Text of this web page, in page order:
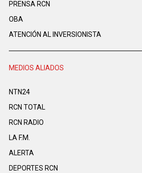
PRENSA RCN
OBA
ATENCIÓN AL INVERSIONISTA
MEDIOS ALIADOS
NTN24
RCN TOTAL
RCN RADIO
LA F.M.
ALERTA
DEPORTES RCN